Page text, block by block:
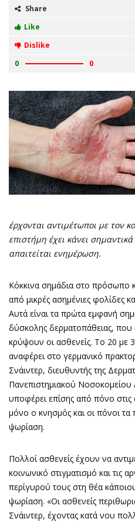
Share
Like
Dislike
0
0
έρχονται αντιμέτωποι με τον
επιστήμη έχει κάνει
απαιτείται ενημέρωση.
Κόκκινα σημάδια στο πρόσωπο
από μικρές ασημένιες φολίδες
Αυτά είναι τα πρώτα εμφανή
δύσκολης δερματοπάθειας,
κρύψουν οι ασθενείς. Το 20
αναφέρει στο γερμανικό
Σνάιντερ, διευθυντής της
Πανεπιστημιακού
υποφέρει επίσης από πόνο στις
μόνο ο κνησμός και οι πόνοι
ψωρίαση.
Πολλοί ασθενείς έχουν να
κοινωνικό στιγματισμό και τις
περίγυρού τους στη θέα
ψωρίαση. «Οι ασθενείς
Σνάιντερ, έχοντας κατά νου